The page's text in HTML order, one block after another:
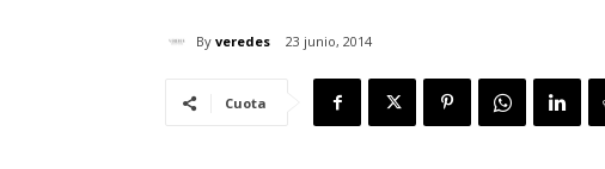
By veredes 23 junio, 2014
Cuota